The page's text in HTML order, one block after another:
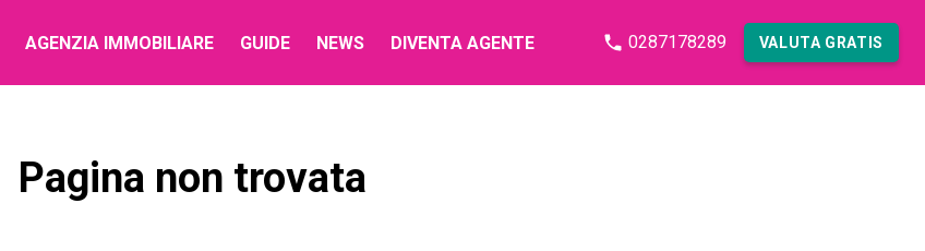
AGENZIA IMMOBILIARE GUIDE NEWS DIVENTA AGENTE 0287178289 VALUTA GRATIS
Pagina non trovata